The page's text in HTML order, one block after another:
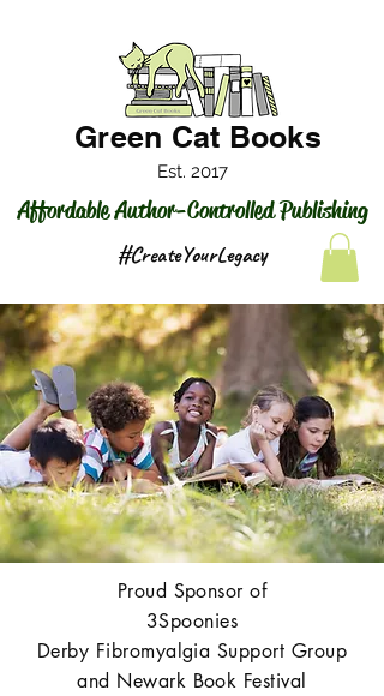
Affordable Author-Controlled Publishing
Green Cat Books
Est. 2017
#CreateYourLegacy
Proud Sponsor of
3Spoonies
Derby Fibromyalgia Support Group
and Newark Book Festival